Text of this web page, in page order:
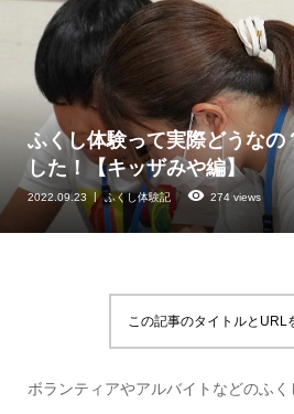
ふくし体験って実際どうなの
した！【キッザみや編】
2022.09.23 ふくし体験記 274 views
この記事のタイトルとURL
ボランティアやアルバイトなどのふ